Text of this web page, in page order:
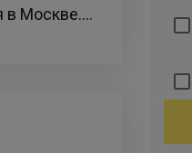
в Москве....